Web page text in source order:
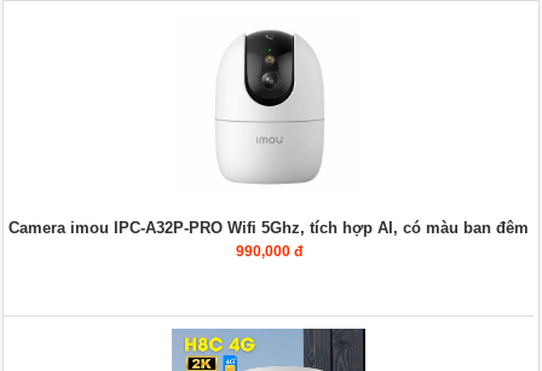
Camera imou IPC-A32P-PRO Wifi 5Ghz, tích hợp AI, có màu ban đêm
990,000 đ